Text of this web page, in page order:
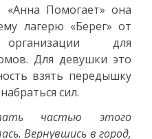
«Анна Помогает» она
лагерю «Берег» от
организации для
Для девушки это
взять передышку
сил.
частью этого
Вернувшись в город,